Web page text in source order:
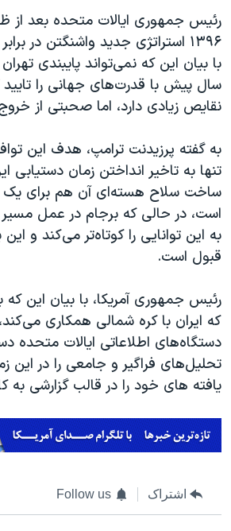
۱۳۹۶ استراتژی جدید واشنگتن در برابر ایران را
با بیان این که نمی‌تواند پایبندی
سال پیش با قدرت‌های جهانی را تایید
نقایص زیادی دارد، اما صحبتی از
به گفته پرزیدنت ترامپ، هدف این
تنها به تاخیر انداختن زمان دستیابی
ساخت سلاح هسته‌ای آن هم برای یک
است، در حالی که برجام در عمل مسیر
به این توانایی را کوتاه‌تر می‌کند و این
قبول است.
رئیس جمهوری آمریکا، با بیان این که
که ایران با کره شمالی همکاری
دستگاه‌های اطلاعاتی ایالات متحده
تحلیل‌های فراگیر و جامعی را در این
یافته های خود را در قالب گزارشی به
اشتراک Follow us